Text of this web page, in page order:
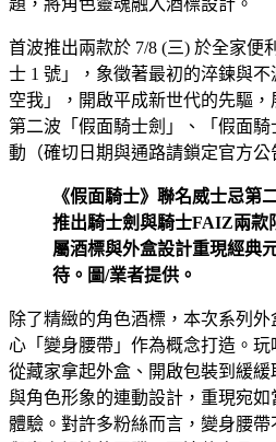
首波推出兩款於 7/8 (三) 於全家便
士 1 號」，象徵著最初的淬鍊與
空我」，開啟平成新世代的先驅，
第二波「假面騎士劍」、「假面
動（確切日期與通路請鎖定官方公
《假面騎士》聯名威士忌第
推出騎士劍與騎士FAIZ兩款
屬酒標與外盒設計重現經典
待。圖/業者提供。
除了精緻的角色酒標，本次系列
心「變身腰帶」作為概念打造。玩
從藏家拿起外盒、開啟包裝到緩
與角色形象的連動設計，重現宛
體驗。對許多粉絲而言，變身腰